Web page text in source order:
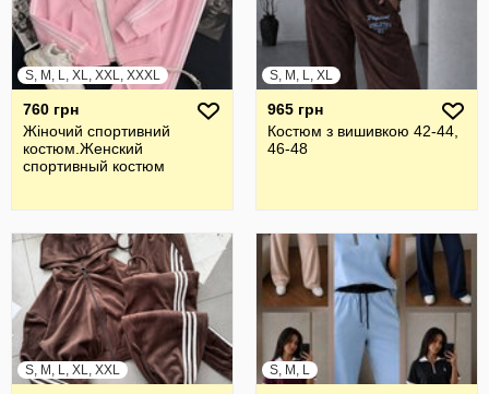
S, M, L, XL, XXL, XXXL
760 грн
Жiночий спортивний
костюм.Женский
спортивный костюм
S, M, L, XL
965 грн
Костюм з вишивкою 42-44,
46-48
S, M, L, XL, XXL S, M, L